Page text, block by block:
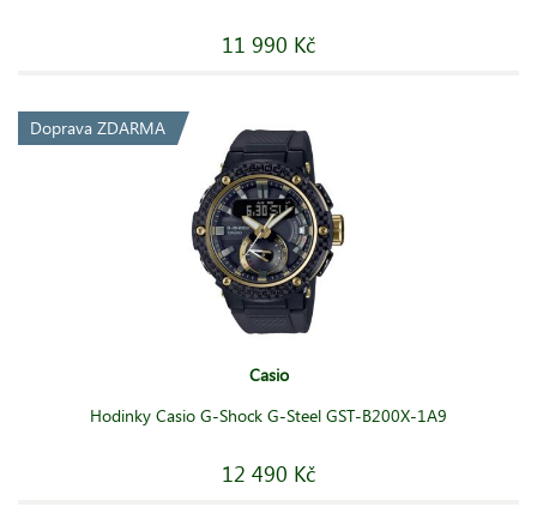
11 990 Kč
Doprava ZDARMA
Casio
Hodinky Casio G-Shock G-Steel GST-B200X-1A9
12 490 Kč